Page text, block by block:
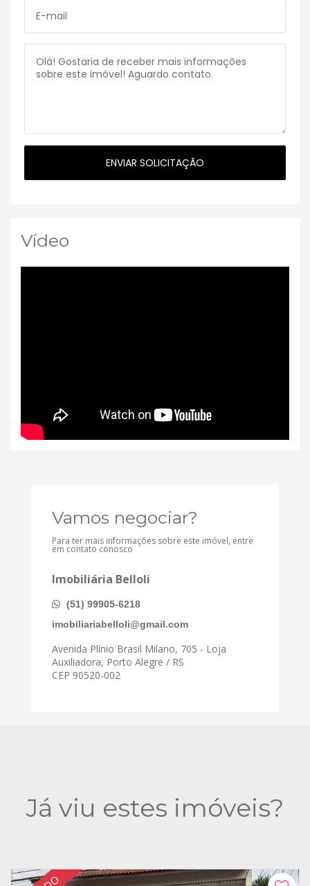
Vídeo
Vamos negociar?
Para ter mais informações sobre este imóvel, entre
em contato conosco
Imobiliária Belloli
(51) 99905-6218
imobiliariabelloli@gmail.com
Avenida Plínio Brasil Milano, 705 - Loja
Auxiliadora, Porto Alegre / RS
CEP 90520-002
Já viu estes imóveis?